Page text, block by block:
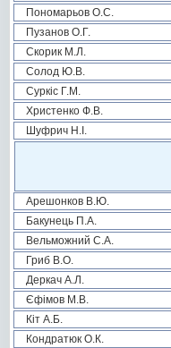
Пономарьов О.С.
Пузанов О.Г.
Скорик М.Л.
Солод Ю.В.
Суркіс Г.М.
Христенко Ф.В.
Шуфрич Н.І.
Арешонков В.Ю.
Бакунець П.А.
Вельможний С.А.
Гриб В.О.
Деркач А.Л.
Єфімов М.В.
Кіт А.Б.
Кондратюк О.К.